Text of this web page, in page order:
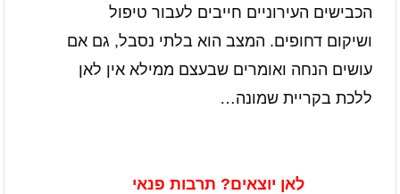
הכבישים העירוניים חייבים לעבור טיפול
ושיקום דחופים. המצב הוא בלתי נסבל, גם אם
עושים הנחה ואומרים שבעצם ממילא אין לאן
ללכת בקריית שמונה…
לאן יוצאים? תרבות פנאי